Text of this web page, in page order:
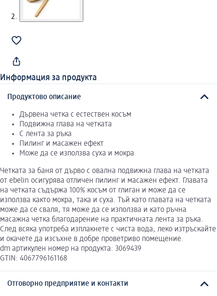
Информация за продукта
Продуктово описание
Дървена четка с естествен косъм
Подвижна глава на четката
С лента за ръка
Пилинг и масажен ефект
Може да се използва суха и мокра
Четката за баня от дърво с овална подвижна глава на четката
от еbelin осигурява отличен пилинг и масажен ефект. Главата
на четката съдържа 100% косъм от глиган и може да се
използва както мокра, така и суха. Тъй като главата на четката
може да се сваля, тя може да се използва и като ръчна
масажна четка благодарение на практичната лента за ръка.
След всяка употреба изплакнете с чиста вода, леко изтръскайте
и окачете да изсъхне в добре проветриво помещение.
dm артикулен номер на продукта: 3069439
GTIN: 4067796161168
Отговорно предприятие и контакти